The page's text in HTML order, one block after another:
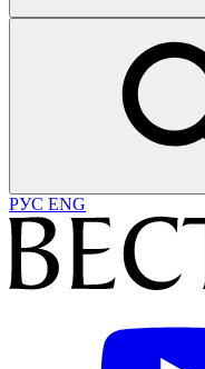
РУС ENG